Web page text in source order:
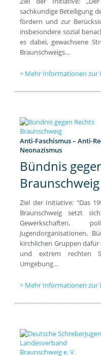
sachkundige Beteiligung
fördern und zur
insbesondere sozial
es dabei, gewachsene
Braunschweigs…
Mehr Informationen zur
Anti-Faschismus – Anti-
Neonazismus
Bündnis
Braunschweig
Ziel der Initiative: "Das
Braunschweig setzt
Gewerkschaften,
Jugendorganisationen,
kirchlichen Gruppen
und extrem rechten
Umgebung…
Mehr Informationen zur